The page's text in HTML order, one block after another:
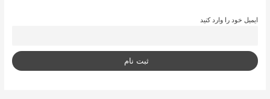
ایمیل خود را وارد کنید